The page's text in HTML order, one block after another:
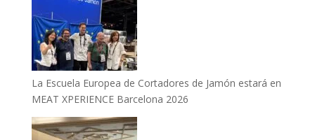
La Escuela Europea de Cortadores de Jamón estará en
MEAT XPERIENCE Barcelona 2026